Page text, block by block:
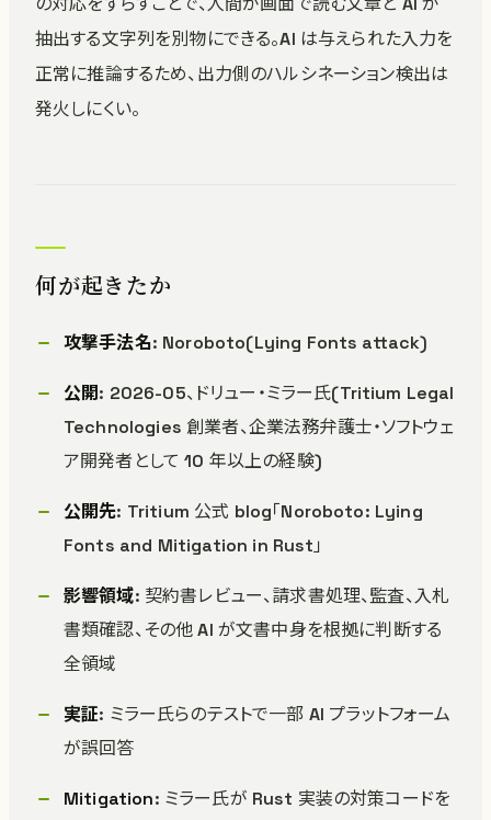
抽出する文字列を別物にできる。AI は与えられた入力を
正常に推論するため、出力側のハルシネーション検出は
発火しにくい。
何が起きたか
攻撃手法名: Noroboto(Lying Fonts attack)
公開: 2026-05、ドリュー・ミラー氏(Tritium Legal
Technologies 創業者、企業法務弁護士・ソフトウェ
ア開発者として 10 年以上の経験)
公開先: Tritium 公式 blog「Noroboto: Lying
Fonts and Mitigation in Rust」
影響領域: 契約書レビュー、請求書処理、監査、入札
書類確認、その他 AI が文書中身を根拠に判断する
全領域
実証: ミラー氏らのテストで一部 AI プラットフォーム
が誤回答
Mitigation: ミラー氏が Rust 実装の対策コードを